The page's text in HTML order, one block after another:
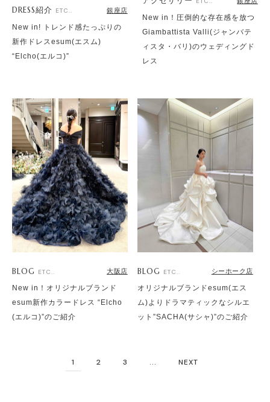
DRESS紹介 ETC.. 銀座店
New in! トレンド感たっぷりの
新作ドレスesum(エスム)
“Elcho(エルコ)”
New in！圧倒的な存在感を放つ
Giambattista Valli(ジャンバテ
ィスタ・バリ)のウェディングド
レス
BLOG ETC.. 大阪店
New in！オリジナルブランド
esum新作カラードレス “Elcho
(エルコ)”のご紹介
BLOG ETC.. シーホーク店
オリジナルブランドesum(エス
ム)よりドラマティックなシルエ
ット”SACHA(サシャ)”のご紹介
1 2 3 ... NEXT